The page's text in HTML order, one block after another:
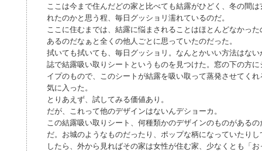
ここは今まで住んだどの家と比べても結露がひどく、冬の間
れたのかと思う程、毎日グッショリ濡れているのだ。
ここに住むまでは、結露に悩まされることはほとんどなかっ
あるのだなぁと全くの他人ごとに思っていたのだった。
拭いても拭いても、毎日グッショリ。なんとかいい方法はな
誌で結露吸い取りシートというものを見つけた。窓の下の方
イプのもので、このシートが結露を吸い取って蒸発させてくれ
気に入った。
とりあえず、試してみる価値あり。
だが、これって他のデザインはないんデショーカ。
この結露吸い取りシート、何種類かのデザインのものがある
だ。お城のようなものだったり、ポップな柄になっていたり
したら、外から見ればその家は女性が住む家、少なくとも「